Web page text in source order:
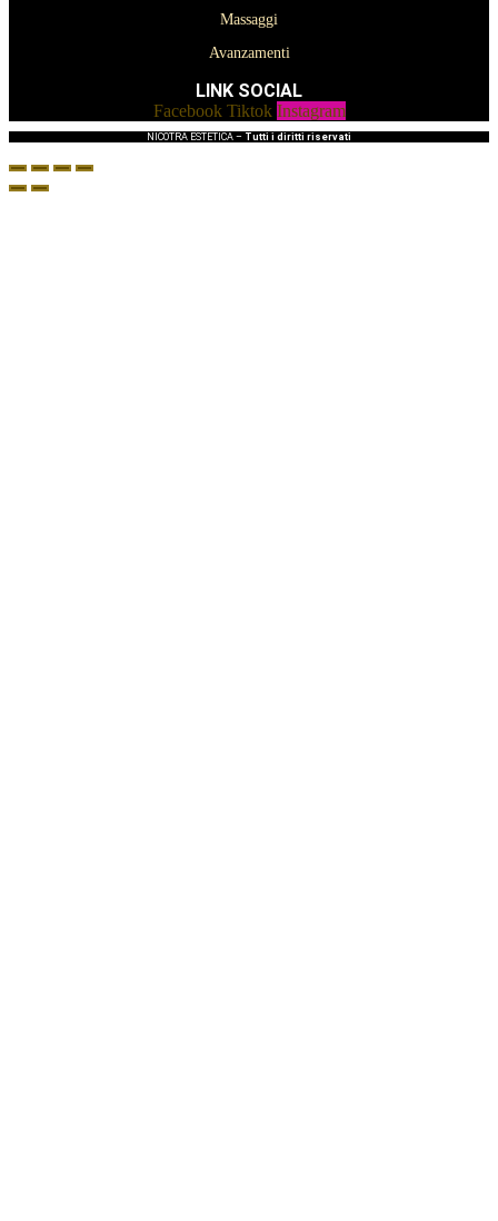
Massaggi
Avanzamenti
LINK SOCIAL
Facebook Tiktok Instagram
NICOTRA ESTETICA – Tutti i diritti riservati